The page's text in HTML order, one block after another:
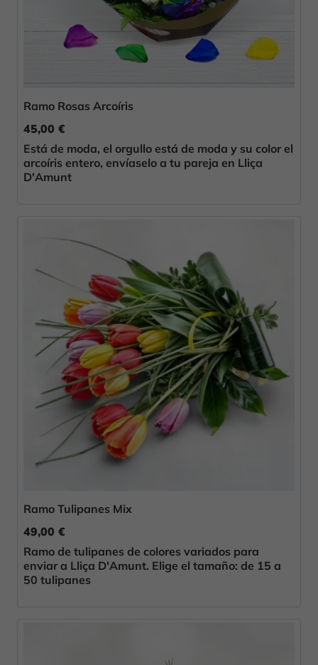
Ramo Rosas Arcoíris
45,00 €
Está de moda, el orgullo está de moda y su color el
arcoíris entero, envíaselo a tu pareja en Lliça
D'Amunt
Ramo Tulipanes Mix
49,00 €
Ramo de tulipanes de colores variados para
enviar a Lliça D'Amunt. Elige el tamaño: de 15 a
50 tulipanes